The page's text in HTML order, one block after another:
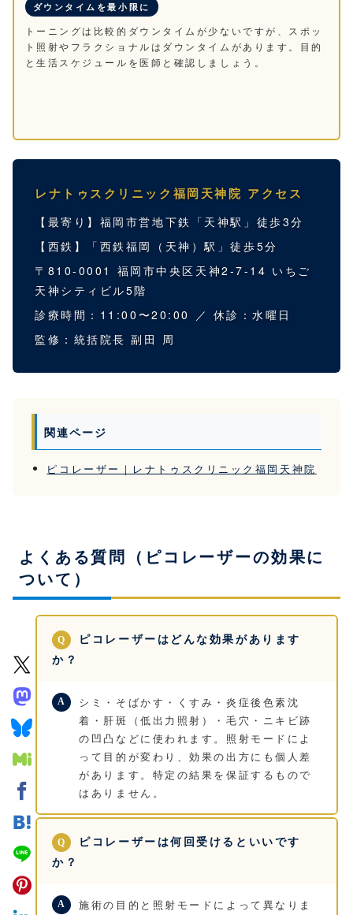
ダウンタイムを最小限に
トーニングは比較的ダウンタイムが少ないですが、スポッ
ト照射やフラクショナルはダウンタイムがあります。目的
と生活スケジュールを医師と確認しましょう。
レナトゥスクリニック福岡天神院 アクセス
【最寄り】福岡市営地下鉄「天神駅」徒歩3分
【西鉄】「西鉄福岡（天神）駅」徒歩5分
〒810-0001 福岡市中央区天神2-7-14 いちご
天神シティビル5階
診療時間：11:00〜20:00 ／ 休診：水曜日
監修：統括院長 副田 周
関連ページ
ピコレーザー｜レナトゥスクリニック福岡天神院
よくある質問（ピコレーザーの効果に
ついて）
ピコレーザーはどんな効果があります
か？
シミ・そばかす・くすみ・炎症後色素沈
着・肝斑（低出力照射）・毛穴・ニキビ跡
の凹凸などに使われます。照射モードによ
って目的が変わり、効果の出方にも個人差
があります。特定の結果を保証するもので
はありません。
ピコレーザーは何回受けるといいです
か？
施術の目的と照射モードによって異なりま